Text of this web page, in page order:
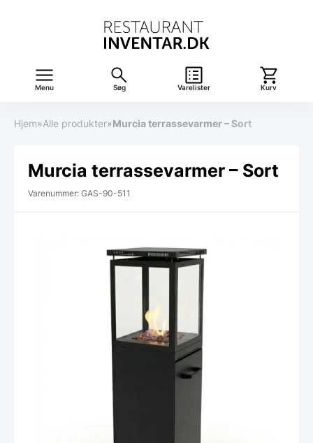
Menu Søg Varelister Kurv
Hjem»Alle produkter»Murcia terrassevarmer – Sort
Murcia terrassevarmer – Sort
Varenummer: GAS-90-511